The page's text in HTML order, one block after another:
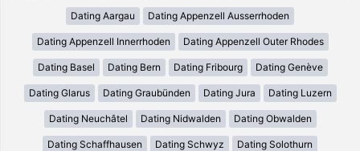
Dating Aargau Dating Appenzell Ausserrhoden
Dating Appenzell Innerrhoden Dating Appenzell Outer Rhodes
Dating Basel Dating Bern Dating Fribourg Dating Genève
Dating Glarus Dating Graubünden Dating Jura Dating Luzern
Dating Neuchâtel Dating Nidwalden Dating Obwalden
Dating Schaffhausen Dating Schwyz Dating Solothurn